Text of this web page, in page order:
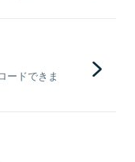
ードできま